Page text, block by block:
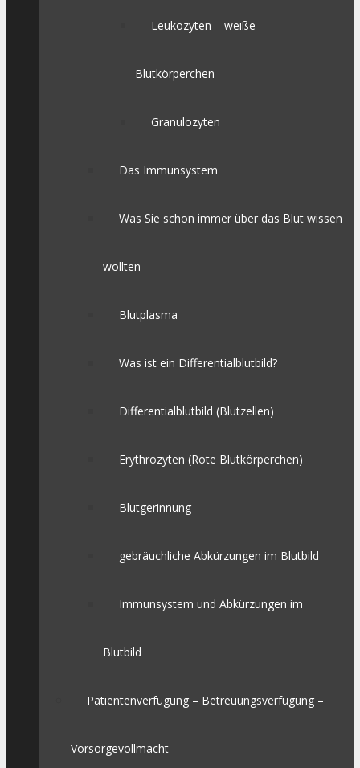
Leukozyten – weiße
Blutkörperchen
Granulozyten
Das Immunsystem
Was Sie schon immer über das Blut wissen
wollten
Blutplasma
Was ist ein Differentialblutbild?
Differentialblutbild (Blutzellen)
Erythrozyten (Rote Blutkörperchen)
Blutgerinnung
gebräuchliche Abkürzungen im Blutbild
Immunsystem und Abkürzungen im
Blutbild
Patientenverfügung – Betreuungsverfügung –
Vorsorgevollmacht